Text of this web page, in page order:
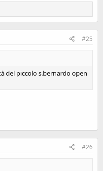
#25
del piccolo s.bernardo open
#26